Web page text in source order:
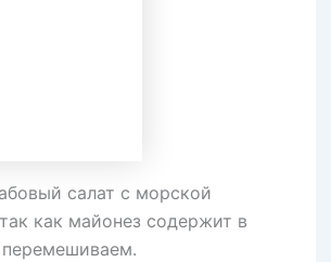
салат с морской
как майонез содержит в
перемешиваем.